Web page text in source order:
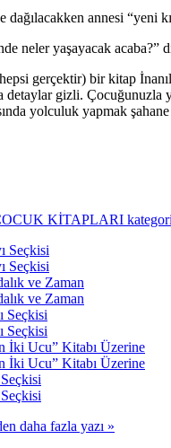
annesi “yeni
neler yaşayacak
gerçektir) bir kitap
gizli. Çocuğunuzla
yolculuk yapmak
KİTAPLARI
Seçkisi
Seçkisi
ve Zaman
ve Zaman
Seçkisi
Seçkisi
İki Ucu” Kitabı Üzerine
İki Ucu” Kitabı Üzerine
daha fazla yazı »